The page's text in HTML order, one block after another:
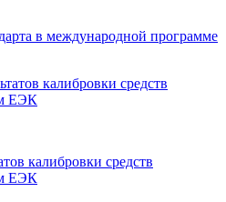
в международной программе
калибровки средств
ЕЭК